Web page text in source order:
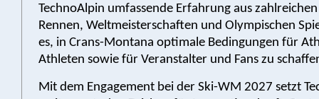
TechnoAlpin umfassende Erfahrung aus
Rennen, Weltmeisterschaften und Olympischen
es, in Crans-Montana optimale Bedingungen für
Athleten sowie für Veranstalter und Fans zu
Mit dem Engagement bei der Ski-WM 2027 setzt